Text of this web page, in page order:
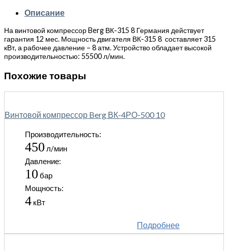
Описание
На винтовой компрессор Berg ВК-315 8 Германия действует
гарантия 12 мес. Мощность двигателя ВК-315 8 составляет 315
кВт, а рабочее давление – 8 атм. Устройство обладает высокой
производительностью: 55500 л/мин.
Похожие товары
Винтовой компрессор Berg ВК-4РО-500 10
Производительность:
450 л/мин
Давление:
10 бар
Мощность:
4 кВт
Подробнее